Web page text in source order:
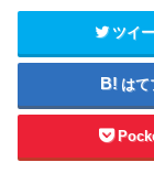
ツイ
はて